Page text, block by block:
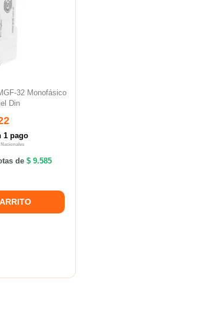
32 Monofásico
Din
1 pago
de $ 9.585